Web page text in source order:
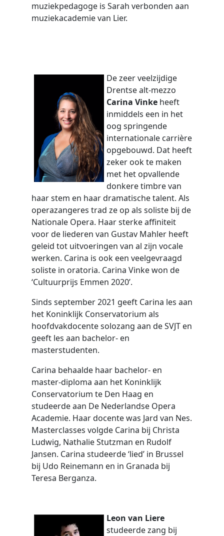
muziekpedagoge is Sarah verbonden aan
muziekacademie van Lier.
De zeer veelzijdige
Drentse alt-mezzo
Carina Vinkeheeft
inmiddels een in het
oog springende
internationale carrière
opgebouwd. Dat heeft
zeker ook te maken
met het opvallende
donkere timbre van
haar stem en haar dramatische talent. Als
operazangeres trad ze op als soliste bij de
Nationale Opera. Haar sterke affiniteit
voor de liederen van Gustav Mahler heeft
geleid tot uitvoeringen van al zijn vocale
werken. Carina is ook een veelgevraagd
soliste in oratoria. Carina Vinke won de
‘Cultuurprijs Emmen 2020’.
Sinds september 2021 geeft Carina les aan
het Koninklijk Conservatorium als
hoofdvakdocente solozang aan de SVJT en
geeft les aan bachelor- en
masterstudenten.
Carina behaalde haar bachelor- en
master-diploma aan het Koninklijk
Conservatorium te Den Haag en
studeerde aan De Nederlandse Opera
Academie. Haar docente was Jard van Nes.
Masterclasses volgde Carina bij Christa
Ludwig, Nathalie Stutzman en Rudolf
Jansen. Carina studeerde ‘lied’ in Brussel
bij Udo Reinemann en in Granada bij
Teresa Berganza.
Leon van Liere
studeerde zang bij